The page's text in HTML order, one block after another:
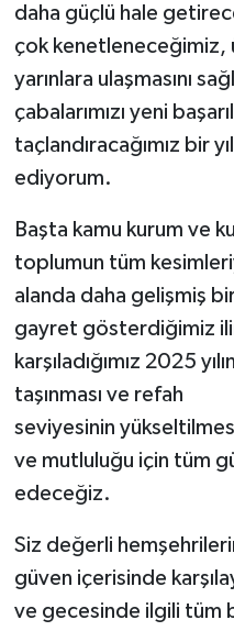
daha güçlü hale
çok kenetleneceğimiz,
yarınlara ulaşmasını
çabalarımızı yeni
taçlandıracağımız bir
ediyorum.
Başta kamu kurum ve
toplumun tüm
alanda daha gelişmiş
gayret gösterdiğimiz
karşıladığımız 2025
taşınması ve refah
seviyesinin
ve mutluluğu için tüm
edeceğiz.
Siz değerli
güven içerisinde
ve gecesinde ilgili tüm